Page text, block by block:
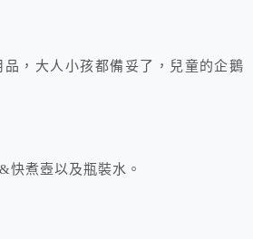
，大人小孩都備妥了，兒童的企鵝
快煮壺以及瓶裝水。